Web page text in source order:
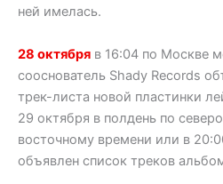
ней имелась.
28 октября в 16:04 по Москве
сооснователь Shady Records
трек-листа новой пластинки
29 октября в полдень по
восточному времени или в
объявлен список треков